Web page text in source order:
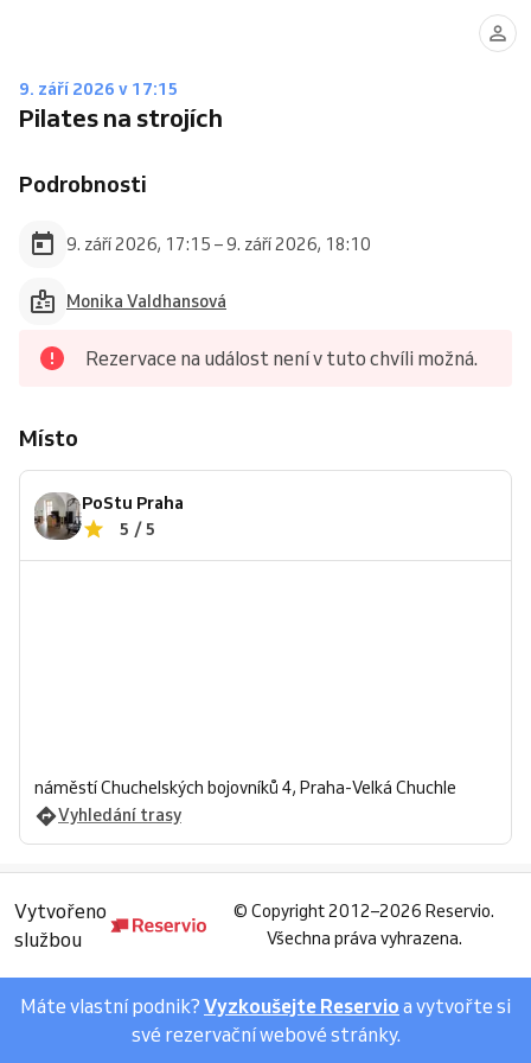
9. září 2026 v 17:15
Pilates na strojích
Podrobnosti
9. září 2026, 17:15 – 9. září 2026, 18:10
Monika Valdhansová
Rezervace na událost není v tuto chvíli možná.
Místo
PoStu Praha
5 / 5
náměstí Chuchelských bojovníků 4, Praha-Velká Chuchle
Vyhledání trasy
Vytvořeno
službou
© Copyright 2012–2026 Reservio.
Všechna práva vyhrazena.
Máte vlastní podnik? Vyzkoušejte Reservio a vytvořte si
své rezervační webové stránky.